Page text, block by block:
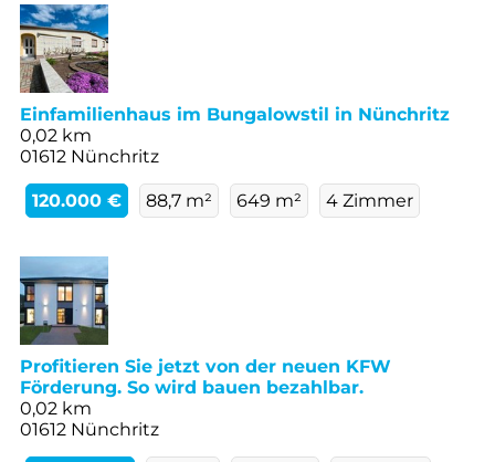
Einfamilienhaus im Bungalowstil in Nünchritz
0,02 km
01612 Nünchritz
120.000 € 88,7 m² 649 m² 4 Zimmer
Profitieren Sie jetzt von der neuen KFW
Förderung. So wird bauen bezahlbar.
0,02 km
01612 Nünchritz